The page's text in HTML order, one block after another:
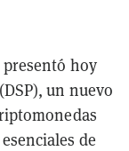
presentó hoy
un nuevo
de